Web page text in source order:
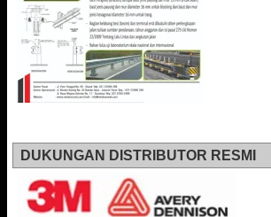
DUKUNGAN DISTRIBUTOR RESMI